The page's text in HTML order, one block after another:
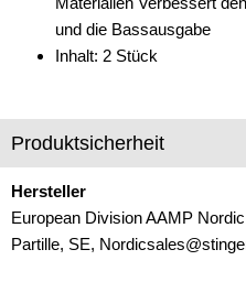
Radioblenden
Radiorahmen
Subwoofer-Zubehör
und die Bassausgabe
Inhalt: 2 Stück
Produktsicherheit
Hersteller
European Division AAMP
Partille, SE,